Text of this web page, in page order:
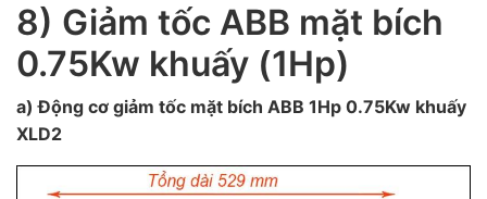
8) Giảm tốc ABB mặt bích
0.75Kw khuấy (1Hp)
a) Động cơ giảm tốc mặt bích ABB 1Hp 0.75Kw khuấy
XLD2